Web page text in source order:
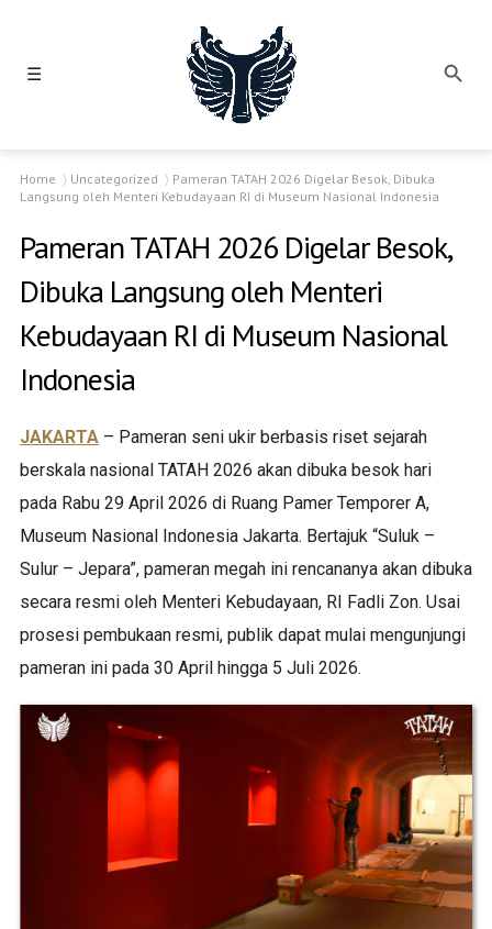
☰
Home Uncategorized
Pameran TATAH 2026 Digelar Besok, Dibuka
Langsung oleh Menteri Kebudayaan RI di Museum Nasional Indonesia
Pameran TATAH 2026 Digelar Besok,
Dibuka Langsung oleh Menteri
Kebudayaan RI di Museum Nasional
Indonesia
JAKARTA – Pameran seni ukir berbasis riset sejarah
berskala nasional TATAH 2026 akan dibuka besok hari
pada Rabu 29 April 2026 di Ruang Pamer Temporer A,
Museum Nasional Indonesia Jakarta. Bertajuk “Suluk –
Sulur – Jepara”, pameran megah ini rencananya akan dibuka
secara resmi oleh Menteri Kebudayaan, RI Fadli Zon. Usai
prosesi pembukaan resmi, publik dapat mulai mengunjungi
pameran ini pada 30 April hingga 5 Juli 2026.